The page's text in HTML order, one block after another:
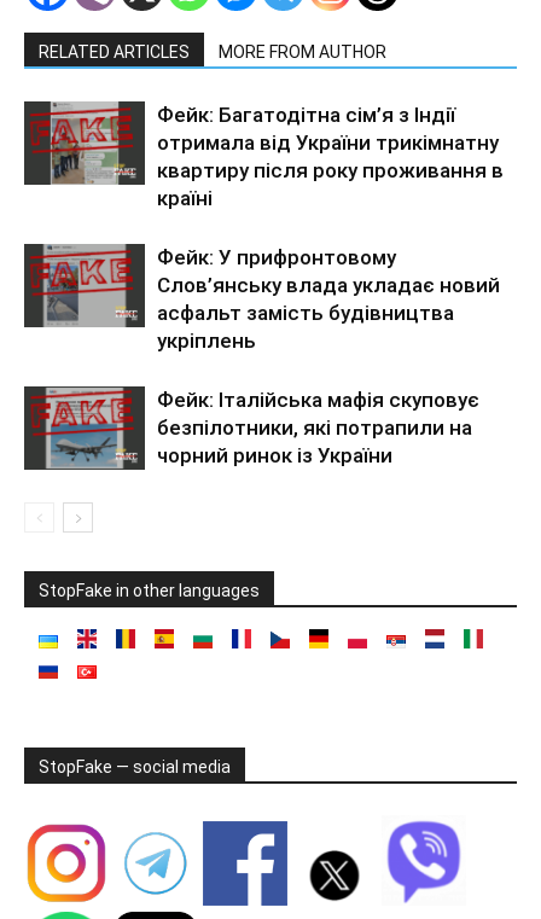
RELATED ARTICLES MORE FROM AUTHOR
Фейк: Багатодітна сім’я з Індії
отримала від України трикімнатну
квартиру після року проживання в
країні
Фейк: У прифронтовому
Слов’янську влада укладає новий
асфальт замість будівництва
укріплень
Фейк: Італійська мафія скуповує
безпілотники, які потрапили на
чорний ринок із України
StopFake in other languages
StopFake — social media